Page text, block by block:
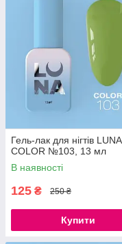
Гель-лак для нігтів LUNA
COLOR №103, 13 мл
В наявності
125 ₴ 250 ₴
Купити